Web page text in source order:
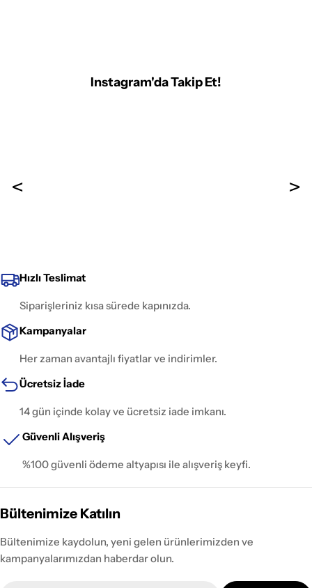
Instagram'da Takip Et!
Hızlı Teslimat
Siparişleriniz kısa sürede kapınızda.
Kampanyalar
Her zaman avantajlı fiyatlar ve indirimler.
Ücretsiz İade
14 gün içinde kolay ve ücretsiz iade imkanı.
Güvenli Alışveriş
%100 güvenli ödeme altyapısı ile alışveriş keyfi.
Bültenimize Katılın
Bültenimize kaydolun, yeni gelen ürünlerimizden ve
kampanyalarımızdan haberdar olun.